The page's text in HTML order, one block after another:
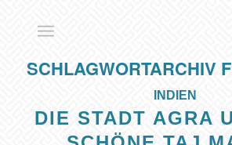
SCHLAGWORTARCHIV
INDIEN
DIE STADT AGRA